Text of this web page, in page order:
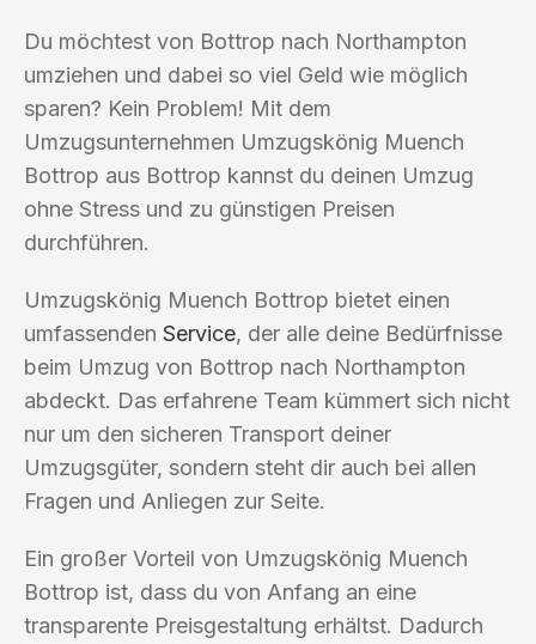
Du möchtest von Bottrop nach Northampton
umziehen und dabei so viel Geld wie möglich
sparen? Kein Problem! Mit dem
Umzugsunternehmen Umzugskönig Muench
Bottrop aus Bottrop kannst du deinen Umzug
ohne Stress und zu günstigen Preisen
durchführen.
Umzugskönig Muench Bottrop bietet einen
umfassenden Service, der alle deine Bedürfnisse
beim Umzug von Bottrop nach Northampton
abdeckt. Das erfahrene Team kümmert sich nicht
nur um den sicheren Transport deiner
Umzugsgüter, sondern steht dir auch bei allen
Fragen und Anliegen zur Seite.
Ein großer Vorteil von Umzugskönig Muench
Bottrop ist, dass du von Anfang an eine
transparente Preisgestaltung erhältst. Dadurch